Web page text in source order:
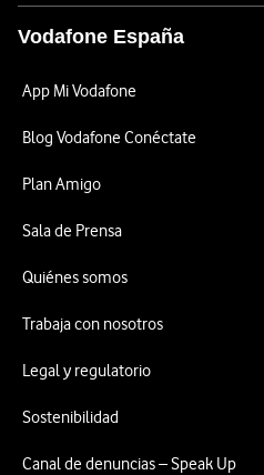
Vodafone España
App Mi Vodafone
Blog Vodafone Conéctate
Plan Amigo
Sala de Prensa
Quiénes somos
Trabaja con nosotros
Legal y regulatorio
Sostenibilidad
Canal de denuncias – Speak Up